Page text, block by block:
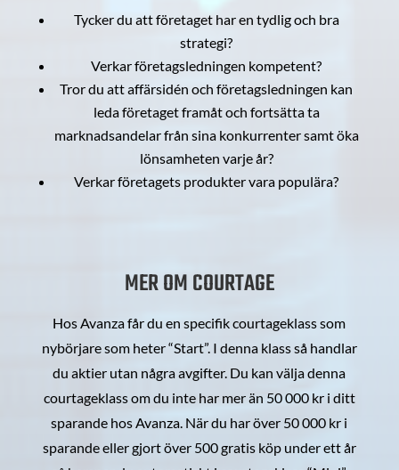
Tycker du att företaget har en tydlig och bra
strategi?
Verkar företagsledningen kompetent?
Tror du att affärsidén och företagsledningen kan
leda företaget framåt och fortsätta ta
marknadsandelar från sina konkurrenter samt öka
lönsamheten varje år?
Verkar företagets produkter vara populära?
MER OM COURTAGE
Hos Avanza får du en specifik courtageklass som
nybörjare som heter “Start”. I denna klass så handlar
du aktier utan några avgifter. Du kan välja denna
courtageklass om du inte har mer än 50 000 kr i ditt
sparande hos Avanza. När du har över 50 000 kr i
sparande eller gjort över 500 gratis köp under ett år